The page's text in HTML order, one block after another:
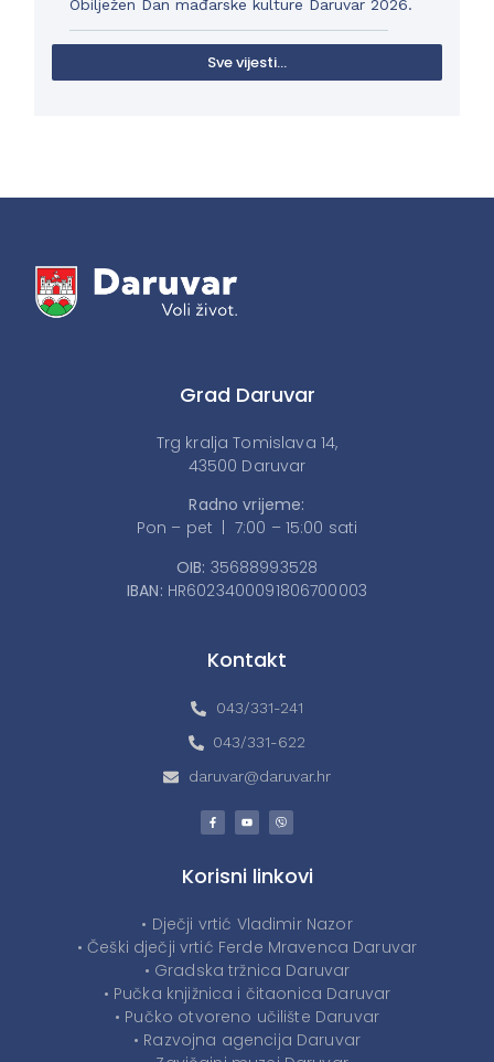
Obilježen Dan mađarske kulture Daruvar 2026.
Sve vijesti...
Grad Daruvar
Trg kralja Tomislava 14,
43500 Daruvar
Radno vrijeme:
Pon – pet | 7:00 – 15:00 sati
OIB: 35688993528
IBAN: HR6023400091806700003
Kontakt
043/331-241
043/331-622
daruvar@daruvar.hr
Korisni linkovi
• Dječji vrtić Vladimir Nazor
• Češki dječji vrtić Ferde Mravenca Daruvar
• Gradska tržnica Daruvar
• Pučka knjižnica i čitaonica Daruvar
• Pučko otvoreno učilište Daruvar
• Razvojna agencija Daruvar